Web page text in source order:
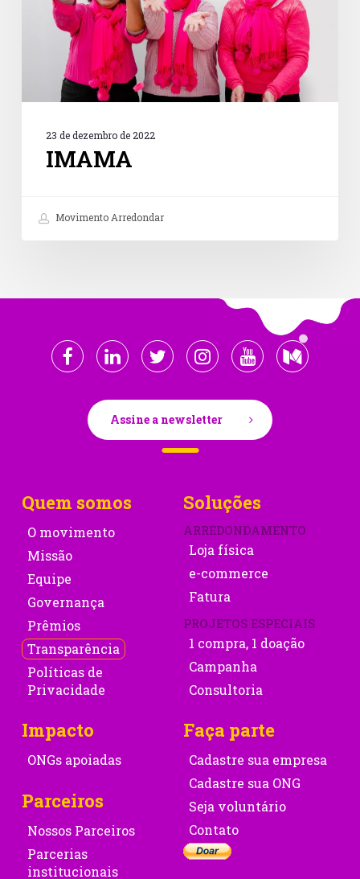
23 de dezembro de 2022
IMAMA
Movimento Arredondar
Assine a newsletter
Quem somos
O movimento
Missão
Equipe
Governança
Prêmios
Transparência
Políticas de
Privacidade
Soluções
ARREDONDAMENTO
Loja física
e-commerce
Fatura
PROJETOS ESPECIAIS
1 compra, 1 doação
Campanha
Consultoria
Impacto
ONGs apoiadas
Parceiros
Nossos Parceiros
Parcerias
institucionais
Faça parte
Cadastre sua empresa
Cadastre sua ONG
Seja voluntário
Contato